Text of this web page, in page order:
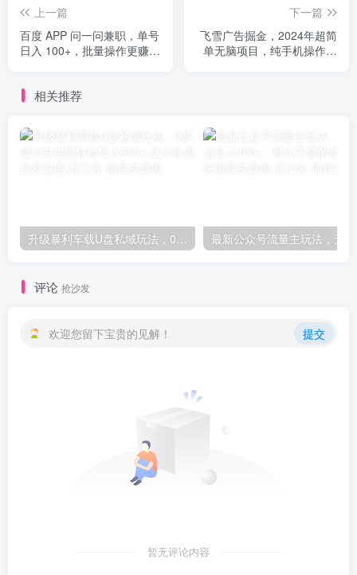
上一篇
百度 APP 问一问兼职，单号
日入 100+，批量操作更赚
下一篇
飞雪广告掘金，2024年超简
单无脑项目，纯手机操作，
相关推荐
升级暴利车载U盘私域玩法，0基础小白也能轻松日入600+-品小先项目发源地
评论 抢沙发
欢迎您留下宝贵的见解！ 提交
暂无评论内容